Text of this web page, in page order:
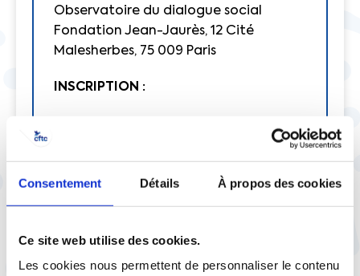
Consentement Détails À propos des cookies
Ce site web utilise des cookies.
Les cookies nous permettent de personnaliser le contenu
Observatoire du dialogue social
Fondation Jean-Jaurès, 12 Cité
Malesherbes, 75 009 Paris
INSCRIPTION :